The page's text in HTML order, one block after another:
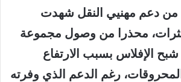
من دعم مهنيي النقل شهدت
محذرا من وصول مجموعة
الإفلاس بسبب الارتفاع
المحروقات، رغم الدعم الذي وفرته